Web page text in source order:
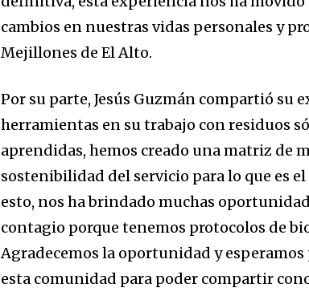
cambios en nuestras vidas personales y
Mejillones de El Alto.
Por su parte, Jesús Guzmán compartió su
herramientas en su trabajo con residuos
aprendidas, hemos creado una matriz de
sostenibilidad del servicio para lo que es
esto, nos ha brindado muchas
contagio porque tenemos protocolos de
Agradecemos la oportunidad y
esta comunidad para poder compartir